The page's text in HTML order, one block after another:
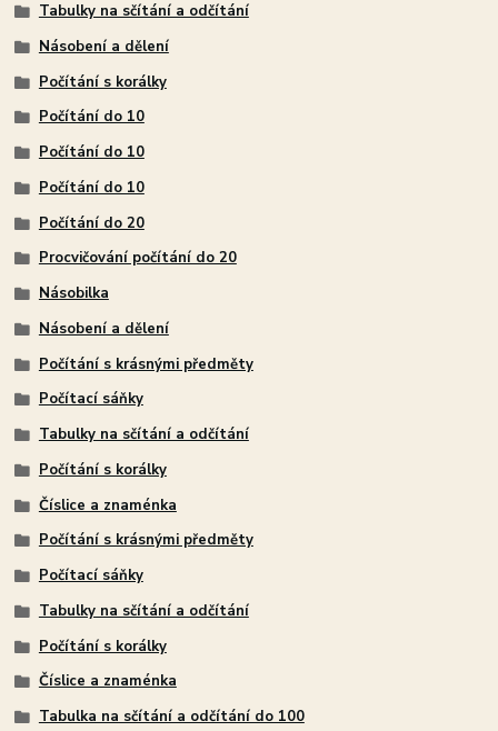
Tabulky na sčítání a odčítání
Násobení a dělení
Počítání s korálky
Počítání do 10
Počítání do 10
Počítání do 10
Počítání do 20
Procvičování počítání do 20
Násobilka
Násobení a dělení
Počítání s krásnými předměty
Počítací sáňky
Tabulky na sčítání a odčítání
Počítání s korálky
Číslice a znaménka
Počítání s krásnými předměty
Počítací sáňky
Tabulky na sčítání a odčítání
Počítání s korálky
Číslice a znaménka
Tabulka na sčítání a odčítání do 100